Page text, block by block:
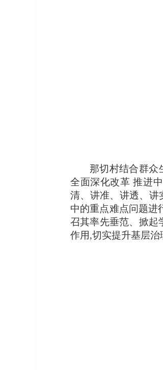
那切村结合‌群众
全面深化改革 ‌推进
清、讲准、讲透、讲
中的重点难点问题进
召其率先垂范、掀起
作用,切实提升基层治